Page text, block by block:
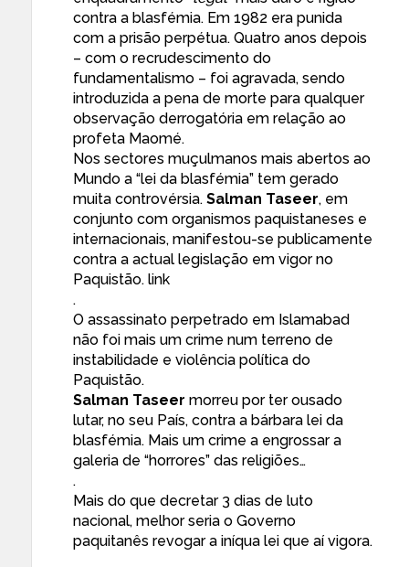
contra a blasfémia. Em 1982 era punida
com a prisão perpétua. Quatro anos depois
– com o recrudescimento do
fundamentalismo – foi agravada, sendo
introduzida a pena de morte para qualquer
observação derrogatória em relação ao
profeta Maomé.
Nos sectores muçulmanos mais abertos ao
Mundo a “lei da blasfémia” tem gerado
muita controvérsia. Salman Taseer, em
conjunto com organismos paquistaneses e
internacionais, manifestou-se publicamente
contra a actual legislação em vigor no
Paquistão. link
.
O assassinato perpetrado em Islamabad
não foi mais um crime num terreno de
instabilidade e violência política do
Paquistão.
Salman Taseer morreu por ter ousado
lutar, no seu País, contra a bárbara lei da
blasfémia. Mais um crime a engrossar a
galeria de “horrores” das religiões…
.
Mais do que decretar 3 dias de luto
nacional, melhor seria o Governo
paquitanês revogar a iníqua lei que aí vigora.